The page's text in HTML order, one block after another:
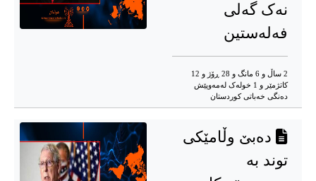
نەک گەلی
فەلەستین
2 ساڵ و 6 مانگ و 28 ڕۆژ و 12
کاتژمێر و 1 خوله‌ک له‌مه‌وپێش‌
ده‌نگی خه‌باتی کوردستان
دەبێ وڵامێکی
توند بە